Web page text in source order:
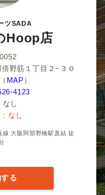
ツSADA
Hoop店
野筋１丁目２−３０
（ MAP）
4123
なし
なし
大阪阿部野橋駅直結 徒
る